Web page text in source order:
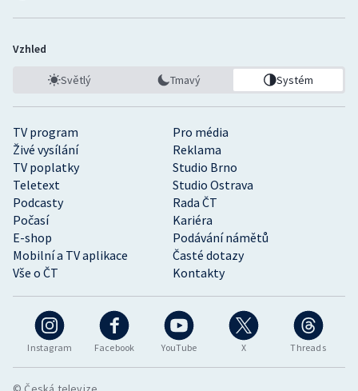
Instagram Facebook YouTube X Threads
TV program
Pro média
Živé vysílání
Reklama
TV poplatky
Studio Brno
Teletext
Studio Ostrava
Podcasty
Rada ČT
Počasí
Kariéra
E-shop
Podávání námětů
Mobilní a TV aplikace
Časté dotazy
Vše o ČT
Kontakty
Vzhled
Světlý Tmavý Systém